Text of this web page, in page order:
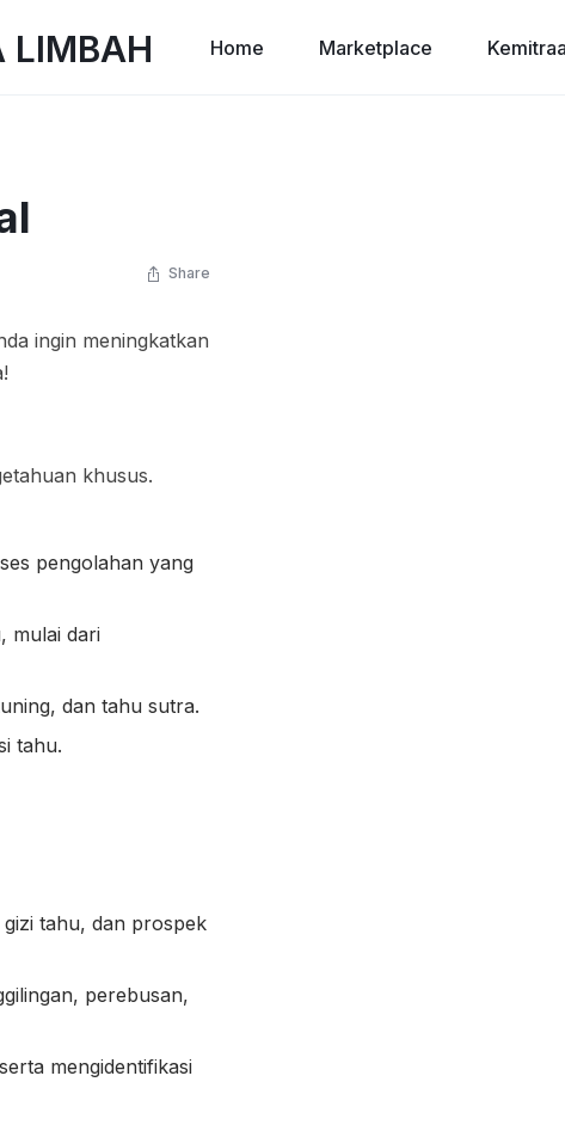
Home Marketplace
Share
ingin meningkatkan
khusus.
pengolahan yang
mulai dari
dan tahu sutra.
tahu.
tahu, dan prospek
perebusan,
mengidentifikasi